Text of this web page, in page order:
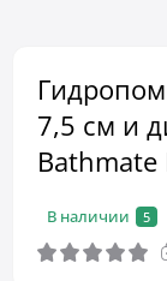
7,5 см и
Bathmate
В наличии 5